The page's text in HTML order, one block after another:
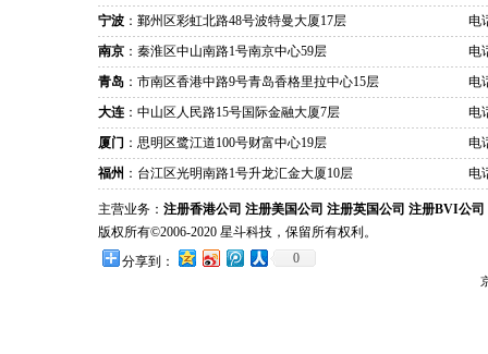
宁波 ：鄞州区彩虹北路48号波特曼大厦17层
电
南京 ：秦淮区中山南路1号南京中心59层
电
青岛 ：市南区香港中路9号青岛香格里拉中心15层
电
大连 ：中山区人民路15号国际金融大厦7层
电
厦门 ：思明区鹭江道100号财富中心19层
电
福州 ：台江区光明南路1号升龙汇金大厦10层 电
主营业务： 注册香港公司 注册美国公司 注册英国公司 注册BVI公司
版权所有©2006-2020 星斗科技，保留所有权利。
分享到：
0